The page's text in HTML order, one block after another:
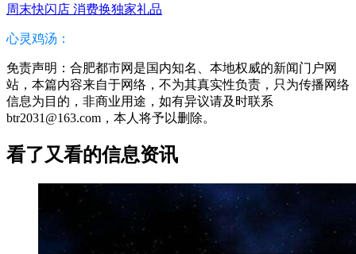
周末快闪店 消费换独家礼品
心灵鸡汤：
免责声明：合肥都市网是国内知名、本地权威的新闻门户网
站，本篇内容来自于网络，不为其真实性负责，只为传播网络
信息为目的，非商业用途，如有异议请及时联系
btr2031@163.com，本人将予以删除。
看了又看的信息资讯